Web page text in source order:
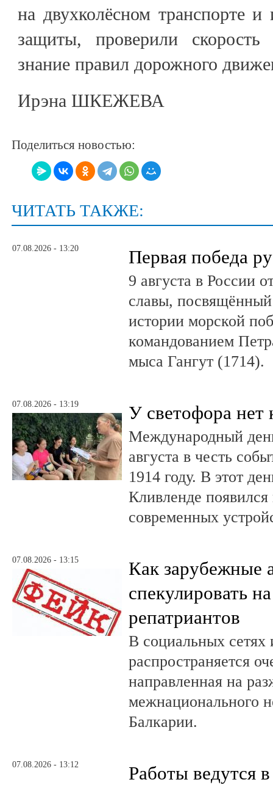
на двухколёсном транспорте и
защиты, проверили
знание правил дорожного
Ирэна ШКЕЖЕВА
Поделиться новостью:
ЧИТАТЬ ТАКЖЕ:
07.08.2026 - 13:20 Первая победа
9 августа в России
славы, посвящённый
истории морской
командованием
мыса Гангут (1714).
07.08.2026 - 13:19 У светофора нет
Международный
августа в честь
1914 году. В этот
Кливленде
современных
07.08.2026 - 13:15
Как зарубежные
спекулировать
репатриантов
В социальных сетях
распространяется
направленная на
межнационального
Балкарии.
07.08.2026 - 13:12 Работы ведутся